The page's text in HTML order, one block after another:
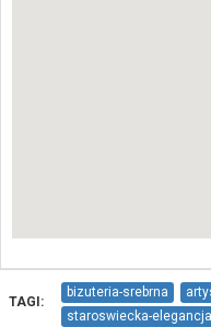
TAGI:
bizuteria-srebrna
staroswiecka-elegancja